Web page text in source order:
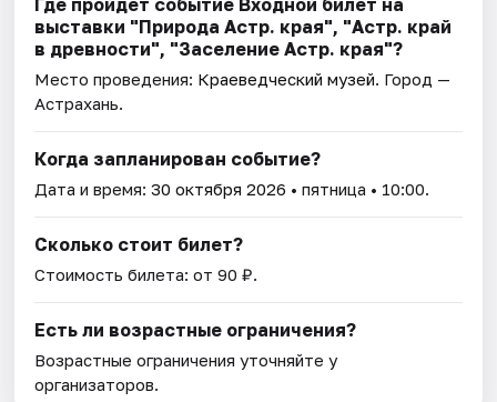
Где пройдет событие Входной билет на
выставки "Природа Астр. края", "Астр. край
в древности", "Заселение Астр. края"?
Место проведения: Краеведческий музей. Город —
Астрахань.
Когда запланирован событие?
Дата и время:30 октября 2026 • пятница • 10:00.
Сколько стоит билет?
Стоимость билета: от 90 ₽.
Есть ли возрастные ограничения?
Возрастные ограничения уточняйте у
организаторов.